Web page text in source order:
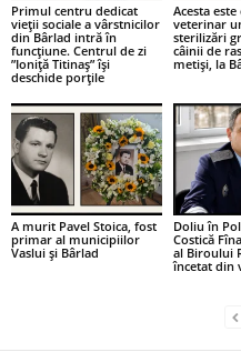
Primul centru dedicat
vieții sociale a vârstnicilor
din Bârlad intră în
funcțiune. Centrul de zi
”Ioniță Titinaș” își
deschide porțile
Acesta
veterinar
sterilizări
câinii de
metiși, la
A murit Pavel Stoica, fost
primar al municipiilor
Vaslui și Bârlad
Doliu în
Costică
al Biroului
încetat din